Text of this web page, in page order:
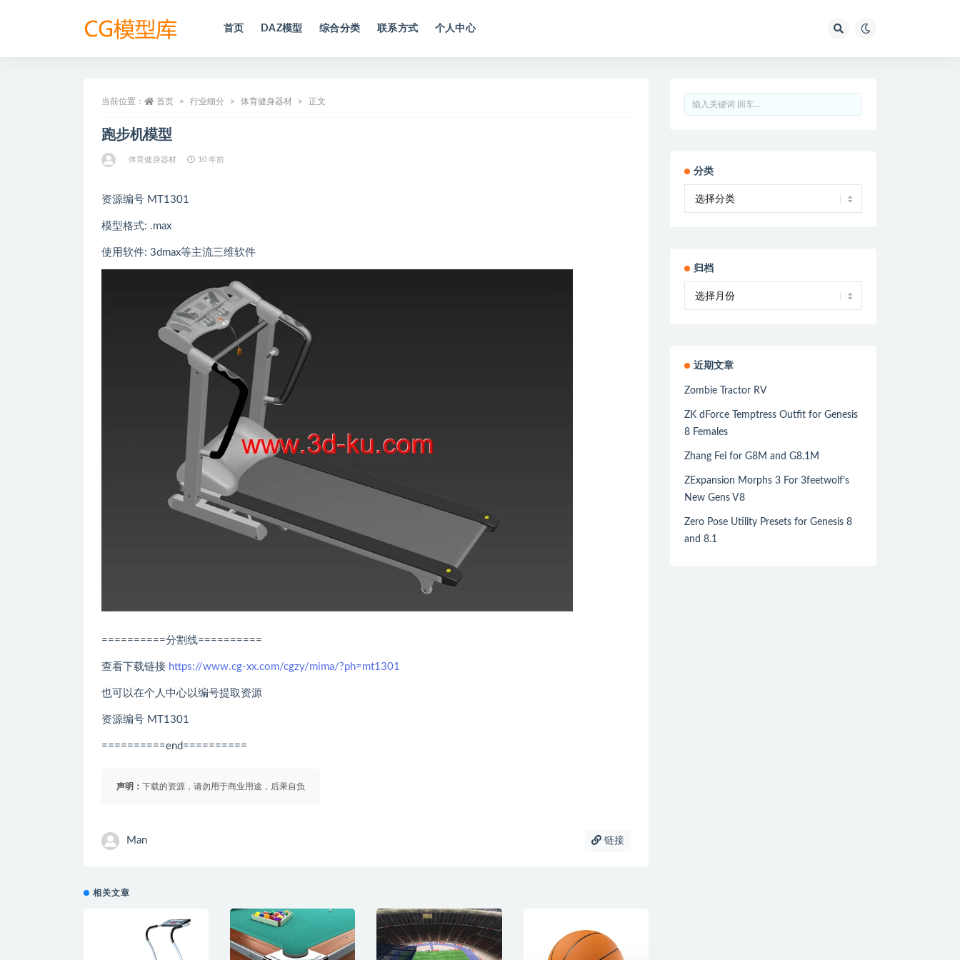
首页 DAZ模型 综合分类 联系方式 个人中心
当前位置： 首页 行业细分 体育健身器材 正文
跑步机模型
体育健身器材 10 年前
资源编号 MT1301
模型格式: .max
使用软件: 3dmax等主流三维软件
==========分割线==========
查看下载链接 https://www.cg-xx.com/cgzy/mima/?ph=mt1301
也可以在个人中心以编号提取资源
资源编号 MT1301
==========end==========
声明： 下载的资源，请勿用于商业用途，后果自负
Man 链接
相关文章
分类
归档
近期文章
Zombie Tractor RV
ZK dForce Temptress Outfit for Genesis
8 Females
Zhang Fei for G8M and G8.1M
ZExpansion Morphs 3 For 3feetwolf’s
New Gens V8
Zero Pose Utility Presets for Genesis 8
and 8.1